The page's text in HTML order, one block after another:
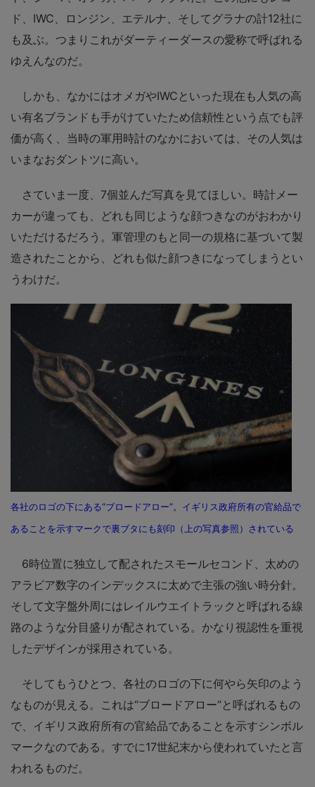
ド、IWC、ロンジン、エテルナ、そしてグラナの計12社に
も及ぶ。つまりこれがダーティーダースの愛称で呼ばれる
ゆえんなのだ。
しかも、なかにはオメガやIWCといった現在も人気の高
い有名ブランドも手がけていたため信頼性という点でも評
価が高く、当時の軍用時計のなかにおいては、その人気は
いまなおダントツに高い。
さていま一度、7個並んだ写真を見てほしい。時計メー
カーが違っても、どれも同じような顔つきなのがおわかり
いただけるだろう。軍管理のもと同一の規格に基づいて製
造されたことから、どれも似た顔つきになってしまうとい
うわけだ。
各社のロゴの下にある“ブロードアロー”。イギリス政府所有の官給品で
あることを示すマークで裏ブタにも刻印（上の写真参照）されている
6時位置に独立して配されたスモールセコンド、太めの
アラビア数字のインデックスに太めで主張の強い時分針。
そして文字盤外周にはレイルウエイトラックと呼ばれる線
路のような分目盛りが配されている。かなり視認性を重視
したデザインが採用されている。
そしてもうひとつ、各社のロゴの下に何やら矢印のよう
なものが見える。これは“ブロードアロー”と呼ばれるもの
で、イギリス政府所有の官給品であることを示すシンボル
マークなのである。すでに17世紀末から使われていたと言
われるものだ。